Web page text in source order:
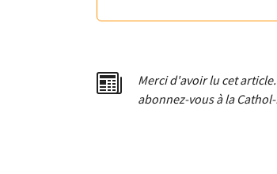
Merci d'avoir lu cet
abonnez-vous à la